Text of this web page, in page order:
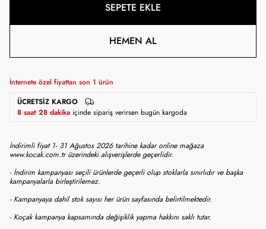
SEPETE EKLE
HEMEN AL
İnternete özel fiyattan son 1 ürün
ÜCRETSIZ KARGO
8 saat 28 dakika içinde sipariş verirsen bugün kargoda
İndirimli fiyat 1- 31 Ağustos 2026 tarihine kadar online mağaza
www.kocak.com.tr üzerindeki alışverişlerde geçerlidir.
- İndirim kampanyası seçili ürünlerde geçerli olup stoklarla sınırlıdır ve başka
kampanyalarla birleştirilemez.
- Kampanyaya dahil stok sayısı her ürün sayfasında belirtilmektedir.
- Koçak kampanya kapsamında değişiklik yapma hakkını saklı tutar.